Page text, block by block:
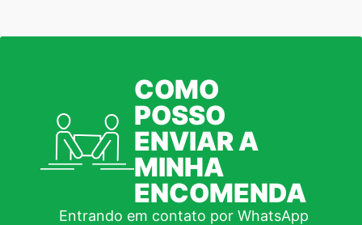
COMO
POSSO
ENVIAR A
MINHA
ENCOMENDA
Entrando em contato por WhatsApp